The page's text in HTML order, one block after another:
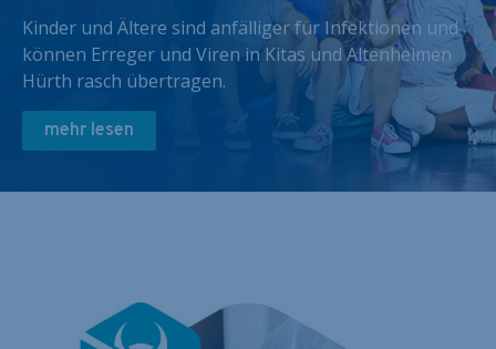
Kinder und Ältere sind anfälliger für Infektionen und
können Erreger und Viren in Kitas und Altenheimen
Hürth rasch übertragen.
mehr lesen